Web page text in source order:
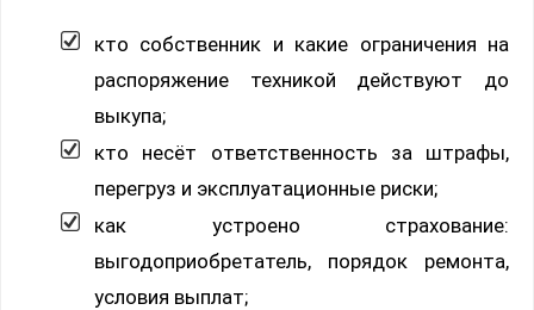
кто собственник и какие ограничения на
распоряжение техникой действуют до
выкупа;
кто несёт ответственность за штрафы,
перегруз и эксплуатационные риски;
как устроено страхование:
выгодоприобретатель, порядок ремонта,
условия выплат;